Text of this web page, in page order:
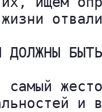
самый
и